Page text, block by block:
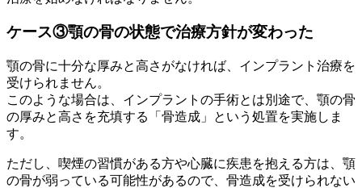
ケース③顎の骨の状態で治療方針が変わった
顎の骨に十分な厚みと高さがなければ、インプラント治療を
受けられません。
このような場合は、インプラントの手術とは別途で、顎の骨
の厚みと高さを充填する「骨造成」という処置を実施しま
す。
ただし、喫煙の習慣がある方や心臓に疾患を抱える方は、顎
の骨が弱っている可能性があるので、骨造成を受けられない